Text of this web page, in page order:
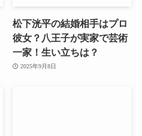
松下洸平の結婚相手はプロ
彼女？八王子が実家で芸術
一家！生い立ちは？
2025年9月8日